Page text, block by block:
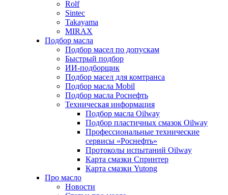
Rolf
Sintec
Takayama
MIRAX
Подбор масла
Подбор масел по допускам
Быстрый подбор
ИИ-подборщик
Подбор масел для комтранса
Подбор масла Mobil
Подбор масла Роснефть
Техническая информация
Подбор масла Oilway
Подбор пластичных смазок Oilway
Профессиональные технические
сервисы «Роснефть»
Протоколы испытаний Oilway
Карта смазки Спринтер
Карта смазки Yutong
Про масло
Новости